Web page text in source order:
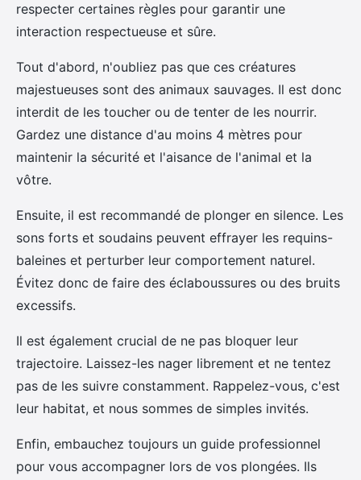
respecter certaines règles pour garantir une
interaction respectueuse et sûre.
Tout d'abord, n'oubliez pas que ces créatures
majestueuses sont des animaux sauvages. Il est donc
interdit de les toucher ou de tenter de les nourrir.
Gardez une distance d'au moins 4 mètres pour
maintenir la sécurité et l'aisance de l'animal et la
vôtre.
Ensuite, il est recommandé de plonger en silence. Les
sons forts et soudains peuvent effrayer les requins-
baleines et perturber leur comportement naturel.
Évitez donc de faire des éclaboussures ou des bruits
excessifs.
Il est également crucial de ne pas bloquer leur
trajectoire. Laissez-les nager librement et ne tentez
pas de les suivre constamment. Rappelez-vous, c'est
leur habitat, et nous sommes de simples invités.
Enfin, embauchez toujours un guide professionnel
pour vous accompagner lors de vos plongées. Ils